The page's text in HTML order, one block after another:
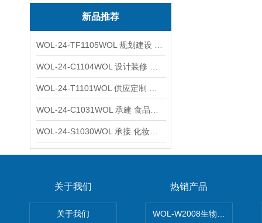
新品推荐
关于我们
关于我们
热销产品
WOL-W2008生物制药GMP